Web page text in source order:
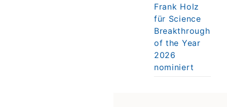
Frank Holz
für Science
Breakthrough
of the Year
2026
nominiert